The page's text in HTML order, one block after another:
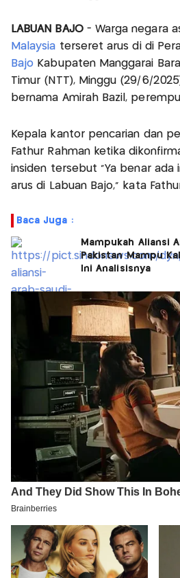
LABUAN BAJO - Warga negara
Malaysia terseret arus di di
Bajo Kabupaten Manggarai
Timur (NTT), Minggu (29/6/
bernama Amirah Bazil,
Kepala kantor pencarian dan
Fathur Rahman ketika
insiden tersebut "Ya benar ada
arus di Labuan Bajo," kata
Baca Juga :
Mampukah Aliansi
Pakistan Mampu
Ini Analisisnya